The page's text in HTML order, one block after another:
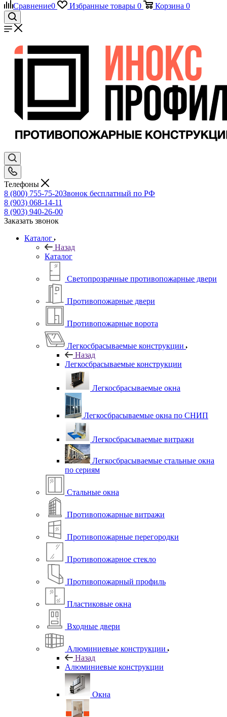
Сравнение0 Избранные товары 0 Корзина 0
Телефоны
8 (800) 755-75-20Звонок бесплатный по РФ
8 (903) 068-14-11
8 (903) 940-26-00
Заказать звонок
Каталог
Назад
Каталог
Светопрозрачные противопожарные двери
Противопожарные двери
Противопожарные ворота
Легкосбрасываемые конструкции
Назад
Легкосбрасываемые конструкции
Легкосбрасываемые окна
Легкосбрасываемые окна по СНИП
Легкосбрасываемые витражи
Легкосбрасываемые стальные окна
по сериям
Стальные окна
Противопожарные витражи
Противопожарные перегородки
Противопожарное стекло
Противопожарный профиль
Пластиковые окна
Входные двери
Алюминиевые конструкции
Назад
Алюминиевые конструкции
Окна